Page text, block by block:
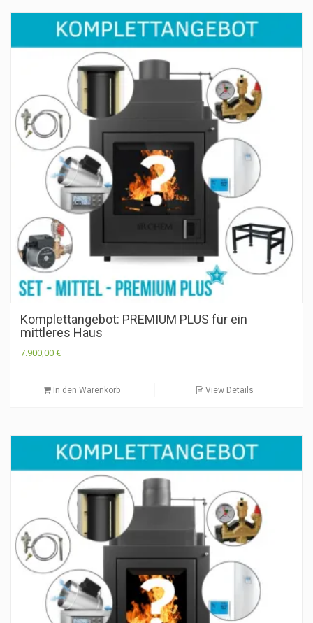
Komplettangebot: PREMIUM PLUS für ein
mittleres Haus
7.900,00 €
In den Warenkorb View Details